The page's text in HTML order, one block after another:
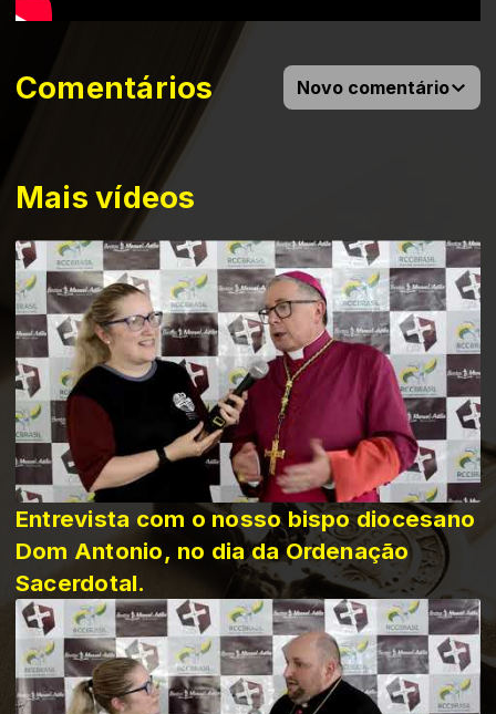
Mais vídeos
Entrevista com o nosso bispo diocesano
Dom Antonio, no dia da Ordenação
Sacerdotal.
Comentários Novo comentário